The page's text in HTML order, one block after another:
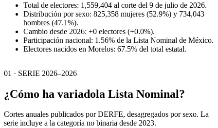
Total de electores: 1,559,404 al corte del 9 de julio de 2026.
Distribución por sexo: 825,358 mujeres (52.9%) y 734,043
hombres (47.1%).
Cambio desde 2026: +0 electores (+0.0%).
Participación nacional: 1.56% de la Lista Nominal de México.
Electores nacidos en Morelos: 67.5% del total estatal.
01 · SERIE 2026–2026
¿Cómo ha variadola Lista Nominal?
Cortes anuales publicados por DERFE, desagregados por sexo. La
serie incluye a la categoría no binaria desde 2023.